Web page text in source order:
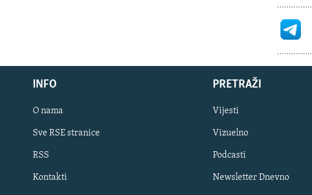
INFO
O nama
Sve RSE stranice
RSS
Kontakti
PRETRAŽI
Vijesti
Vizuelno
Podcasti
Newsletter Dnevno